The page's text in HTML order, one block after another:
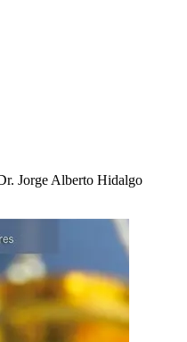
Jorge Alberto Hidalgo